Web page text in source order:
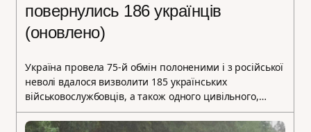
повернулись 186 українців
(оновлено)
Україна провела 75-й обмін полоненими і з російської
неволі вдалося визволити 185 українських
військовослужбовців, а також одного цивільного,…